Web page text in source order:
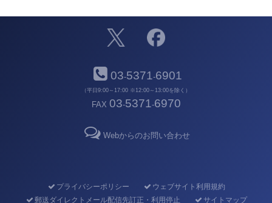
03-5371-6901
（平日9:00～17:00 ※12:00～13:00を除く）
FAX 03-5371-6970
Webからのお問い合わせ
プライバシーポリシー
ウェブサイト利用規約
郵送ダイレクトメール配信先訂正・利用停止
サイトマップ